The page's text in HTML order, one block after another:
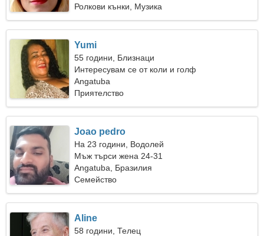
Ролкови кънки, Музика
Yumi
55 години, Близнаци
Интересувам се от коли и голф
Angatuba
Приятелство
Joao pedro
На 23 години, Водолей
Мъж търси жена 24-31
Angatuba, Бразилия
Семейство
Aline
58 години, Телец